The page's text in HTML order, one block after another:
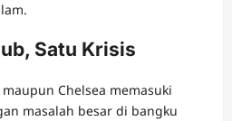
Satu Krisis
Chelsea memasuki
masalah besar di bangku